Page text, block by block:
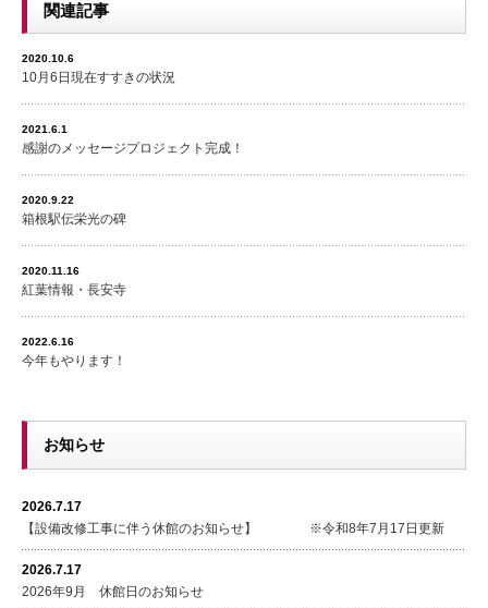
関連記事
2020.10.6
10月6日現在すすきの状況
2021.6.1
感謝のメッセージプロジェクト完成！
2020.9.22
箱根駅伝栄光の碑
2020.11.16
紅葉情報・長安寺
2022.6.16
今年もやります！
お知らせ
2026.7.17
【設備改修工事に伴う休館のお知らせ】 ※令和8年7月17日更新
2026.7.17
2026年9月 休館日のお知らせ